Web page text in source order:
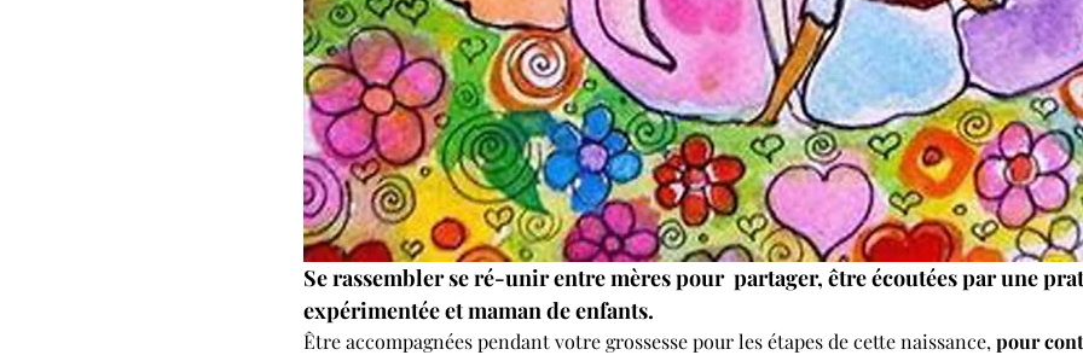
Se rassembler se ré-unir entre mères pour  partager, être écoutées par une
expérimentée et maman de enfants.
Être accompagnées pendant votre grossesse pour les étapes de cette naissance, pour